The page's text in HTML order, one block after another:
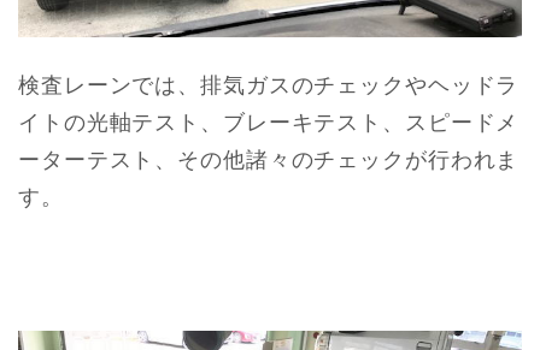
検査レーンでは、排気ガスのチェックやヘッドラ
イトの光軸テスト、ブレーキテスト、スピードメ
ーターテスト、その他諸々のチェックが行われま
す。